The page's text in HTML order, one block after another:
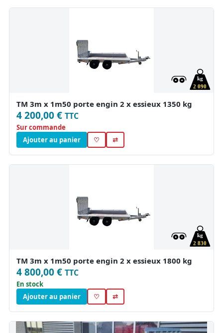
2 090
kg
TM 3m x 1m50 porte engin 2 x essieux 1350 kg
4 200,00 € TTC
Sur commande
Ajouter au panier
♡ ⇄
2 830
kg
TM 3m x 1m50 porte engin 2 x essieux 1800 kg
4 800,00 € TTC
En stock
Ajouter au panier
♡ ⇄